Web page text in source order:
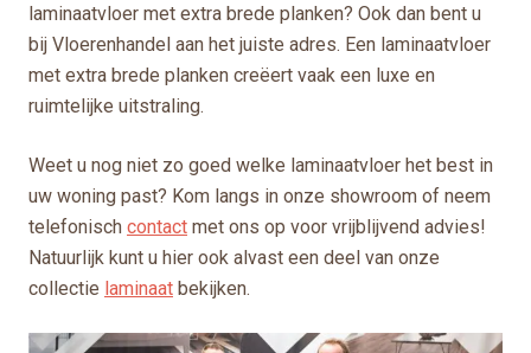
laminaatvloer met extra brede planken? Ook dan bent u
bij Vloerenhandel aan het juiste adres. Een laminaatvloer
met extra brede planken creëert vaak een luxe en
ruimtelijke uitstraling.
Weet u nog niet zo goed welke laminaatvloer het best in
uw woning past? Kom langs in onze showroom of neem
telefonisch contact met ons op voor vrijblijvend advies!
Natuurlijk kunt u hier ook alvast een deel van onze
collectie laminaat bekijken.